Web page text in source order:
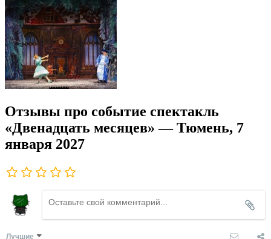
Отзывы про событие спектакль
«Двенадцать месяцев» — Тюмень, 7
января 2027
Лучшие